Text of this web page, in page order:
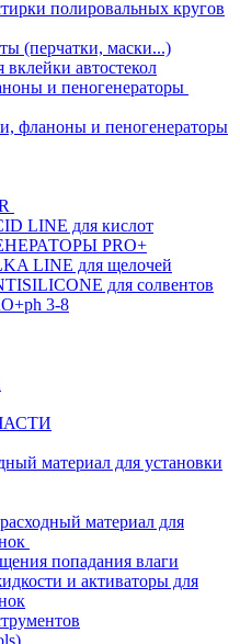
полировальных кругов
(перчатки, маски...)
автостекол
и пеногенераторы
фланоны и пеногенераторы
LINE для кислот
PRO+
LINE для щелочей
для солвентов
3-8
материал для установки
материал для
попадания влаги
и активаторы для